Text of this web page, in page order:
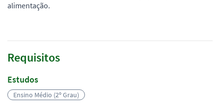
alimentação.
Requisitos
Estudos
Ensino Médio (2º Grau)